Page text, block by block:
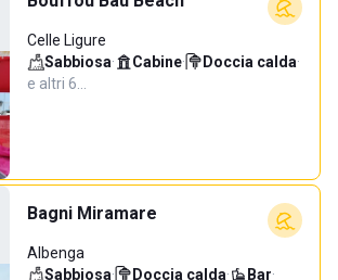
Celle Ligure
Sabbiosa· Cabine· Doccia calda·
e altri 6…
Bagni Miramare
Albenga
Sabbiosa· Doccia calda· Bar·